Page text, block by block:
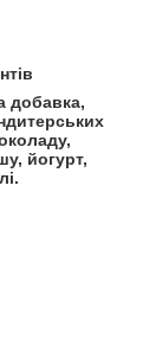
добавка,
йогурт,